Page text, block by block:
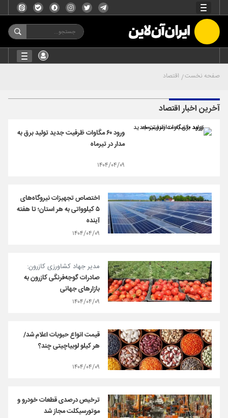
صفحه نخست اقتصاد
آخرین اخبار اقتصاد
ورود ۶۰ مگاوات ظرفیت جدید تولید برق به
مدار در تیرماه
۱۴۰۴/۰۴/۰۹
اختصاص تجهیزات نیروگاه‌های
۵ کیلوواتی به هر استان؛ تا هفته
آینده
۱۴۰۴/۰۴/۰۹
مدیر جهاد کشاورزی کازرون:
صادرات گوجه‌فرنگی کازرون به
بازار‌های جهانی
۱۴۰۴/۰۴/۰۹
قیمت انواع حبوبات اعلام شد/
هر کیلو لوبیاچیتی چند؟
۱۴۰۴/۰۴/۰۹
ترخیص درصدی قطعات خودرو و
موتورسیکلت مجاز شد